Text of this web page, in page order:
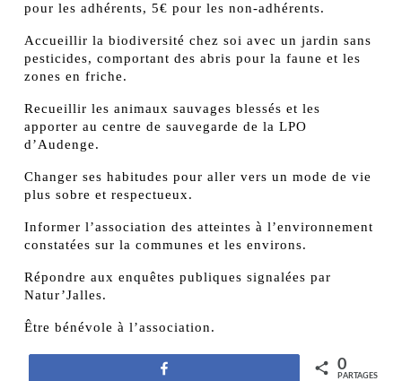
pour les adhérents, 5€ pour les non-adhérents.
Accueillir la biodiversité chez soi avec un jardin sans
pesticides, comportant des abris pour la faune et les
zones en friche.
Recueillir les animaux sauvages blessés et les
apporter au centre de sauvegarde de la LPO
d’Audenge.
Changer ses habitudes pour aller vers un mode de vie
plus sobre et respectueux.
Informer l’association des atteintes à l’environnement
constatées sur la communes et les environs.
Répondre aux enquêtes publiques signalées par
Natur’Jalles.
Être bénévole à l’association.
0
PARTAGES